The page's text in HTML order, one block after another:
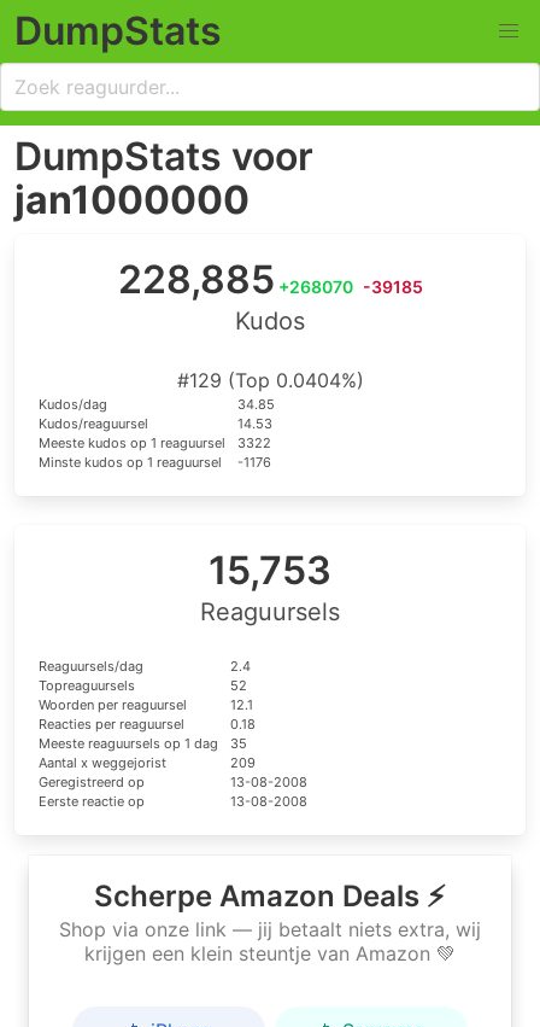
DumpStats
DumpStats voor
jan1000000
228,885 +268070 -39185
Kudos
#129 (Top 0.0404%)
Kudos/dag
34.85
Kudos/reaguursel
14.53
Meeste kudos op 1 reaguursel
3322
Minste kudos op 1 reaguursel
-1176
15,753
Reaguursels
Reaguursels/dag
2.4
Topreaguursels
52
Woorden per reaguursel
12.1
Reacties per reaguursel
0.18
Meeste reaguursels op 1 dag
35
Aantal x weggejorist
209
Geregistreerd op
13-08-2008
Eerste reactie op
13-08-2008
Scherpe Amazon Deals ⚡
Shop via onze link — jij betaalt niets extra, wij
krijgen een klein steuntje van Amazon 💚